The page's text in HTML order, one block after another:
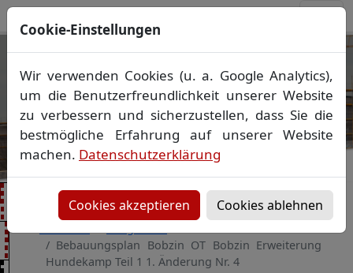
Ihr Vermessungsbüro in
Mecklenburg-Vorpommern
Wir vermessen Ihr Grundstück
Lageplan Absteckung▪Bauvermessung ▪
Gebäudeeinmessung
Grenzfeststellung▪Amtliche Auskünfte und
Vorheriges Bild
Bebauungsplan Bobzin OT Bobzin Erweiterung
Hundekamp Teil 1 1. Änderung Nr. 4
Cookie-Einstellungen
Wir verwenden Cookies (u. a. Google Analytics),
um die Benutzerfreundlichkeit unserer Website
zu verbessern und sicherzustellen, dass Sie die
bestmögliche Erfahrung auf unserer Website
machen. Datenschutzerklärung
Cookies akzeptieren Cookies ablehnen